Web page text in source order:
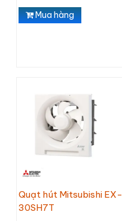
Mua hàng
Quạt hút Mitsubishi EX-
30SH7T